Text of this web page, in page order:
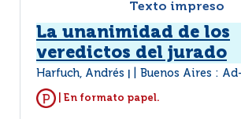
Texto impreso
La unanimidad de los
veredictos del jurado
Harfuch, Andrés Buenos Aires :
| En formato papel.